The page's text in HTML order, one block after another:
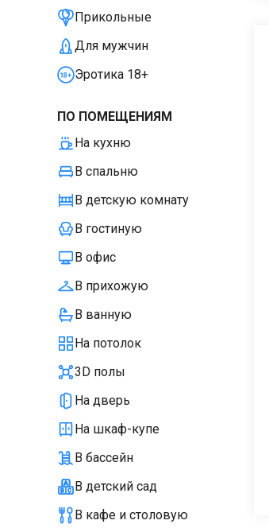
Прикольные
Для мужчин
Эротика 18+
ПО ПОМЕЩЕНИЯМ
На кухню
В спальню
В детскую комнату
В гостиную
В офис
В прихожую
В ванную
На потолок
3D полы
На дверь
На шкаф-купе
В бассейн
В детский сад
В кафе и столовую